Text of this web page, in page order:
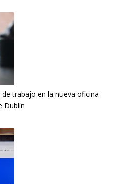
trabajo en la nueva oficina
Dublín